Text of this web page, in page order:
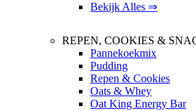
Bekijk Alles ⇒
REPEN, COOKIES &
Pannekoekmix
Pudding
Repen & Cookies
Oats & Whey
Oat King Energy Bar